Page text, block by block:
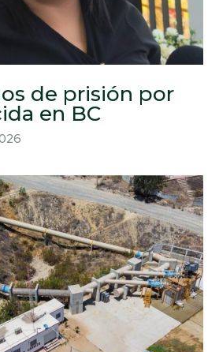
de prisión por
en BC